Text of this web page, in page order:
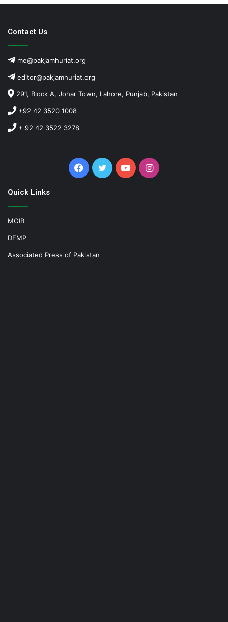
Contact Us
me@pakjamhuriat.org
editor@pakjamhuriat.org
291, Block A, Johar Town, Lahore, Punjab, Pakistan
+92 42 3520 1008
+ 92 42 3522 3278
Facebook
TwitterYouTubeInstagram
Quick Links
MOIB
DEMP
Associated Press of Pakistan